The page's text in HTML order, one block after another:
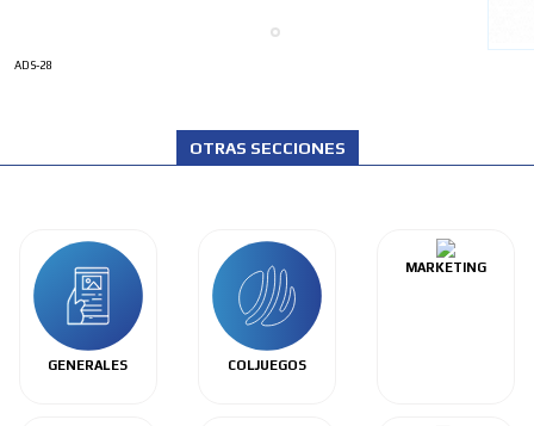
ADS-28
OTRAS SECCIONES
GENERALES COLJUEGOS
MARKETING